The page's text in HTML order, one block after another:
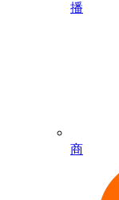
播
商